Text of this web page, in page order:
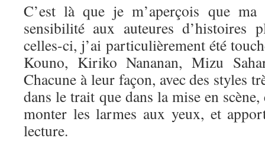
C’est là que je m’aperçois que
sensibilité aux auteures d’histoires
celles-ci, j’ai particulièrement été
Kouno, Kiriko Nananan, Mizu
Chacune à leur façon, avec des styles
dans le trait que dans la mise en
monter les larmes aux yeux, et
lecture.